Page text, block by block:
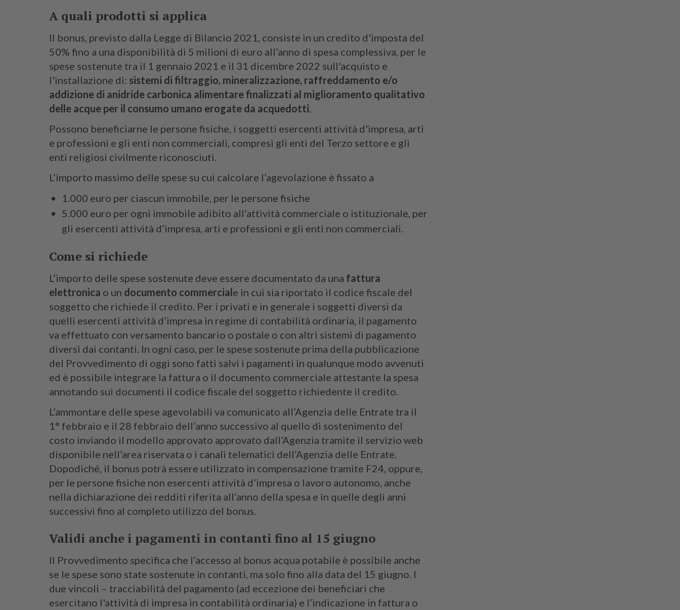
A quali prodotti si applica
Il bonus, previsto dalla Legge di Bilancio 2021, consiste in un credito d'imposta del
50% fino a una disponibilità di 5 milioni di euro all’anno di spesa complessiva, per le
spese sostenute tra il 1 gennaio 2021 e il 31 dicembre 2022 sull'acquisto e
l'installazione di: sistemi di filtraggio, mineralizzazione, raffreddamento e/o
addizione di anidride carbonica alimentare finalizzati al miglioramento qualitativo
delle acque per il consumo umano erogate da acquedotti.
Possono beneficiarne le persone fisiche, i soggetti esercenti attività d'impresa, arti
e professioni e gli enti non commerciali, compresi gli enti del Terzo settore e gli
enti religiosi civilmente riconosciuti.
L’importo massimo delle spese su cui calcolare l’agevolazione è fissato a
1.000 euro per ciascun immobile, per le persone fisiche
5.000 euro per ogni immobile adibito all’attività commerciale o istituzionale, per
gli esercenti attività d’impresa, arti e professioni e gli enti non commerciali.
Come si richiede
L’importo delle spese sostenute deve essere documentato da una fattura
elettronica o un documento commerciale in cui sia riportato il codice fiscale del
soggetto che richiede il credito. Per i privati e in generale i soggetti diversi da
quelli esercenti attività d’impresa in regime di contabilità ordinaria, il pagamento
va effettuato con versamento bancario o postale o con altri sistemi di pagamento
diversi dai contanti. In ogni caso, per le spese sostenute prima della pubblicazione
del Provvedimento di oggi sono fatti salvi i pagamenti in qualunque modo avvenuti
ed è possibile integrare la fattura o il documento commerciale attestante la spesa
annotando sui documenti il codice fiscale del soggetto richiedente il credito.
L’ammontare delle spese agevolabili va comunicato all’Agenzia delle Entrate tra il
1° febbraio e il 28 febbraio dell’anno successivo al quello di sostenimento del
costo inviando il modello approvato approvato dall’Agenzia tramite il servizio web
disponibile nell’area riservata o i canali telematici dell’Agenzia delle Entrate.
Dopodiché, il bonus potrà essere utilizzato in compensazione tramite F24, oppure,
per le persone fisiche non esercenti attività d’impresa o lavoro autonomo, anche
nella dichiarazione dei redditi riferita all’anno della spesa e in quelle degli anni
successivi fino al completo utilizzo del bonus.
Validi anche i pagamenti in contanti fino al 15 giugno
Il Provvedimento specifica che l’accesso al bonus acqua potabile è possibile anche
se le spese sono state sostenute in contanti, ma solo fino alla data del 15 giugno. I
due vincoli – tracciabilità del pagamento (ad eccezione dei beneficiari che
esercitano l'attività di impresa in contabilità ordinaria) e l’indicazione in fattura o